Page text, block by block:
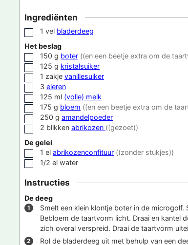
Ingrediënten
▢1 vel bladerdeeg
Het beslag
▢150 g boter ((en een beetje extra om de
▢125 g kristalsuiker
▢1 zakje vanillesuiker
▢
3 eieren
▢125 ml (volle) melk
▢175 g bloem ((en een beetje extra om de
▢
250 g amandelpoeder
▢
2 blikken abrikozen ((gezoet))
De gelei
▢1 el abrikozenconfituur ((zonder stukjes))
▢1/2 el water
Instructies
De deeg
Smelt een klein klontje boter in de
Bebloem de taartvorm licht. Draai en kantel
zich overal verspreid. Draai de taartvorm
Rol de bladerdeeg uit met behulp van een